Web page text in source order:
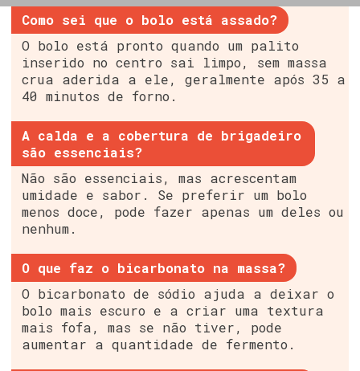
Como sei que o bolo está assado?
O bolo está pronto quando um palito
inserido no centro sai limpo, sem massa
crua aderida a ele, geralmente após 35 a
40 minutos de forno.
A calda e a cobertura de brigadeiro
são essenciais?
Não são essenciais, mas acrescentam
umidade e sabor. Se preferir um bolo
menos doce, pode fazer apenas um deles ou
nenhum.
O que faz o bicarbonato na massa?
O bicarbonato de sódio ajuda a deixar o
bolo mais escuro e a criar uma textura
mais fofa, mas se não tiver, pode
aumentar a quantidade de fermento.